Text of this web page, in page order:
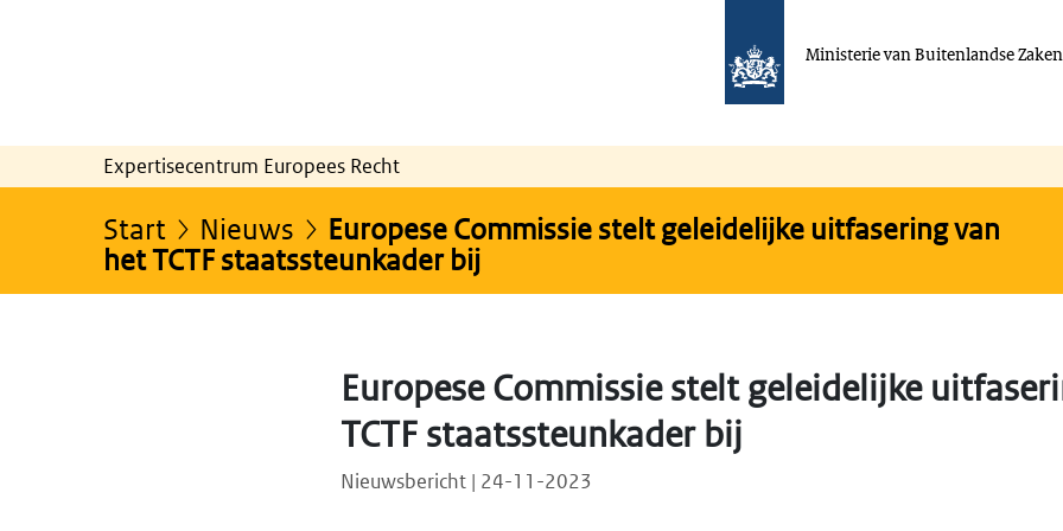
Ministerie van Buitenlandse Zaken
Expertisecentrum Europees Recht
Start Nieuws
Europese Commissie stelt geleidelijke uitfasering van
het TCTF staatssteunkader bij
Europese Commissie stelt geleidelijke
TCTF staatssteunkader bij
Nieuwsbericht | 24-11-2023